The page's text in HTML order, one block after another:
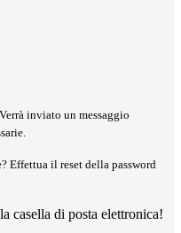
Verrà inviato un messaggio
Effettua il reset della password
casella di posta elettronica!